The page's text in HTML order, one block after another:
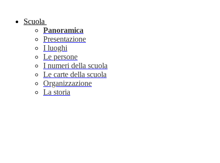
Scuola
Panoramica
Presentazione
I luoghi
Le persone
I numeri della scuola
Le carte della scuola
Organizzazione
La storia